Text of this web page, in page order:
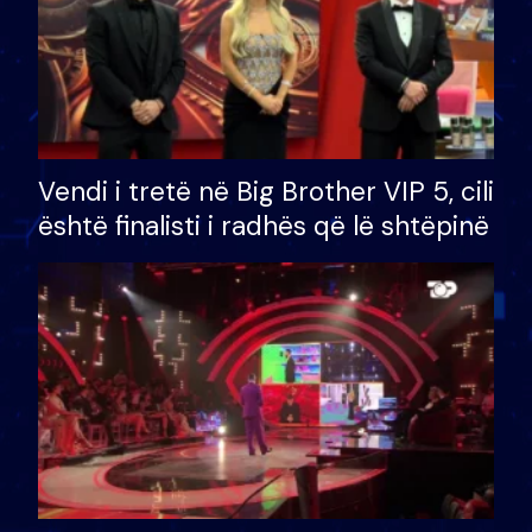
Vendi i tretë në Big Brother VIP 5, cili
është finalisti i radhës që lë shtëpinë